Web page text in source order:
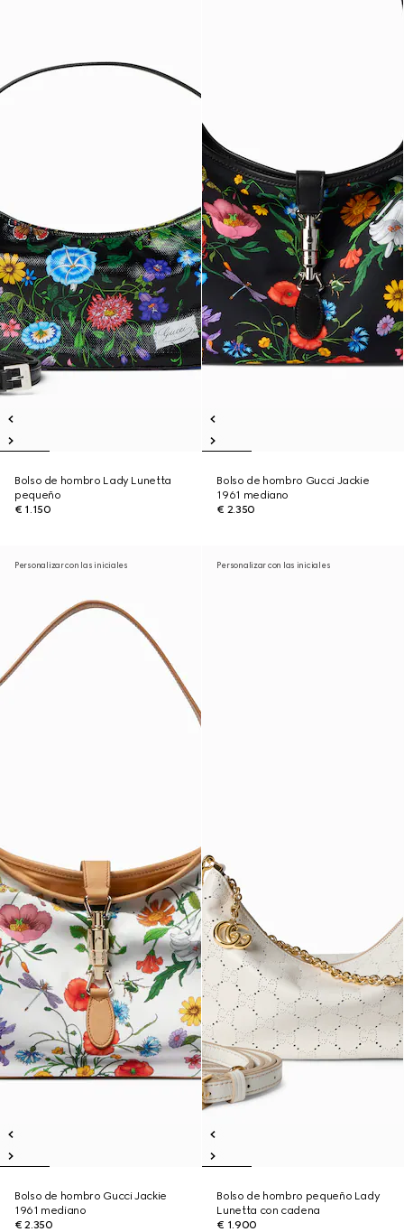
Bolso de hombro Lady Lunetta
pequeño
€ 1.150
Bolso de hombro Gucci Jackie
1961 mediano
€ 2.350
Personalizar con las iniciales
Bolso de hombro Gucci Jackie
1961 mediano
€ 2.350
Personalizar con las iniciales
Bolso de hombro pequeño Lady
Lunetta con cadena
€ 1.900